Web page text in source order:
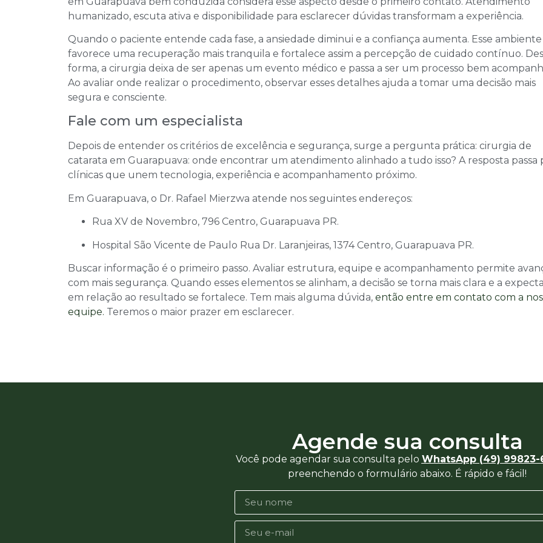
humanizado, escuta ativa e disponibilidade para esclarecer dúvidas transformam a experiência.
Quando o paciente entende cada fase, a ansiedade diminui e a confiança aumenta. Esse ambiente
favorece uma recuperação mais tranquila e fortalece assim a percepção de cuidado contínuo.
forma, a cirurgia deixa de ser apenas um evento médico e passa a ser um processo bem
Ao avaliar onde realizar o procedimento, observar esses detalhes ajuda a tomar uma decisão mais
segura e consciente.
Fale com um especialista
Depois de entender os critérios de excelência e segurança, surge a pergunta prática: cirurgia de
catarata em Guarapuava: onde encontrar um atendimento alinhado a tudo isso? A resposta passa
clínicas que unem tecnologia, experiência e acompanhamento próximo.
Em Guarapuava, o Dr. Rafael Mierzwa atende nos seguintes endereços:
Rua XV de Novembro, 796 Centro, Guarapuava PR.
Hospital São Vicente de Paulo Rua Dr. Laranjeiras, 1374 Centro, Guarapuava PR.
Buscar informação é o primeiro passo. Avaliar estrutura, equipe e acompanhamento permite
com mais segurança. Quando esses elementos se alinham, a decisão se torna mais clara e a
em relação ao resultado se fortalece. Tem mais alguma dúvida, então entre em contato com a
equipe. Teremos o maior prazer em esclarecer.
Agende sua consulta
Você pode agendar sua consulta pelo WhatsApp (49) 99823-
preenchendo o formulário abaixo. É rápido e fácil!